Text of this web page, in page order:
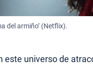
del armiño’ (Netflix).
este universo de